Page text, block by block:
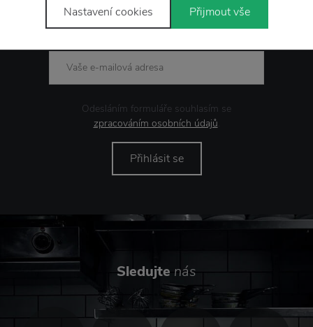
Novinky e-mailem
Odesláním formuláře souhlasím se
zpracováním osobních údajů.
Přihlásit se
Sledujte nás
Nastavení cookies Přijmout vše